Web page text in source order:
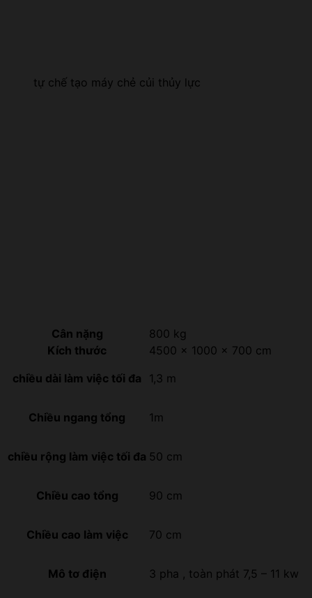
tự chế tạo máy chẻ củi thủy lực
Cân nặng
800 kg
Kích thước
4500 × 1000 × 700 cm
chiều dài làm việc tối đa
1,3 m
Chiều ngang tổng 1m
chiều rộng làm việc tối đa 50 cm
Chiều cao tổng 90 cm
Chiều cao làm việc 70 cm
Mô tơ điện 3 pha , toàn phát 7,5 – 11 kw